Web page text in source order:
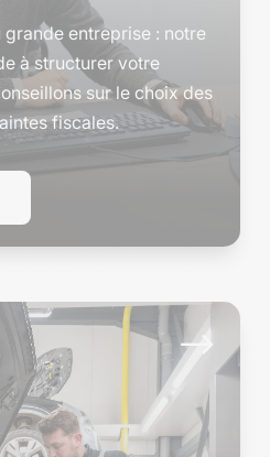
grande entreprise : notre
à structurer votre
sur le choix des
fiscales.
$